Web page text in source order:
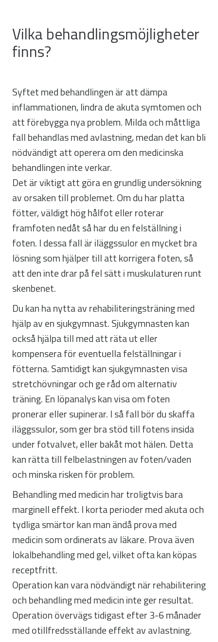
Vilka behandlingsmöjligheter
finns?
Syftet med behandlingen är att dämpa
inflammationen, lindra de akuta symtomen och
att förebygga nya problem. Milda och måttliga
fall behandlas med avlastning, medan det kan bli
nödvändigt att operera om den medicinska
behandlingen inte verkar.
Det är viktigt att göra en grundlig undersökning
av orsaken till problemet. Om du har platta
fötter, väldigt hög hålfot eller roterar
framfoten nedåt så har du en felställning i
foten. I dessa fall är iläggssulor en mycket bra
lösning som hjälper till att korrigera foten, så
att den inte drar på fel sätt i muskulaturen runt
skenbenet.
Du kan ha nytta av rehabiliteringsträning med
hjälp av en sjukgymnast. Sjukgymnasten kan
också hjälpa till med att räta ut eller
kompensera för eventuella felställningar i
fötterna. Samtidigt kan sjukgymnasten visa
stretchövningar och ge råd om alternativ
träning. En löpanalys kan visa om foten
pronerar eller supinerar. I så fall bör du skaffa
iläggssulor, som ger bra stöd till fotens insida
under fotvalvet, eller bakåt mot hälen. Detta
kan rätta till felbelastningen av foten/vaden
och minska risken för problem.
Behandling med medicin har troligtvis bara
marginell effekt. I korta perioder med akuta och
tydliga smärtor kan man ändå prova med
medicin som ordinerats av läkare. Prova även
lokalbehandling med gel, vilket ofta kan köpas
receptfritt.
Operation kan vara nödvändigt när rehabilitering
och behandling med medicin inte ger resultat.
Operation övervägs tidigast efter 3-6 månader
med otillfredsställande effekt av avlastning.